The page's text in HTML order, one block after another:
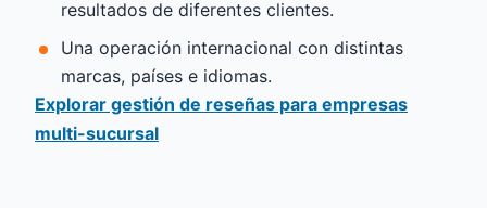
resultados de diferentes clientes.
Una operación internacional con distintas
marcas, países e idiomas.
Explorar gestión de reseñas para empresas
multi-sucursal